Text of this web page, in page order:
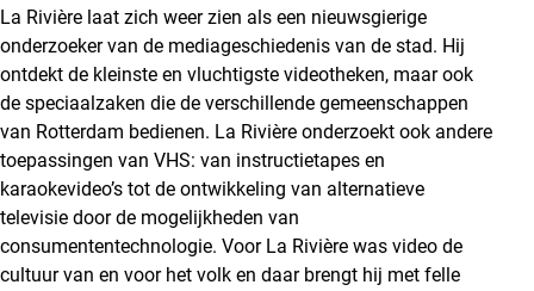
La Rivière laat zich weer zien als een nieuwsgierige
onderzoeker van de mediageschiedenis van de stad. Hij
ontdekt de kleinste en vluchtigste videotheken, maar ook
de speciaalzaken die de verschillende gemeenschappen
van Rotterdam bedienen. La Rivière onderzoekt ook andere
toepassingen van VHS: van instructietapes en
karaokevideo’s tot de ontwikkeling van alternatieve
televisie door de mogelijkheden van
consumententechnologie. Voor La Rivière was video de
cultuur van en voor het volk en daar brengt hij met felle